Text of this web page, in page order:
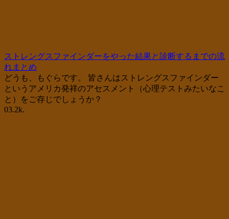
ストレングスファインダーをやった結果と診断するまでの流
れまとめ
どうも、もぐらです。 皆さんはストレングスファインダー
というアメリカ発祥のアセスメント（心理テストみたいなこ
と）をご存じでしょうか？
03.2k.